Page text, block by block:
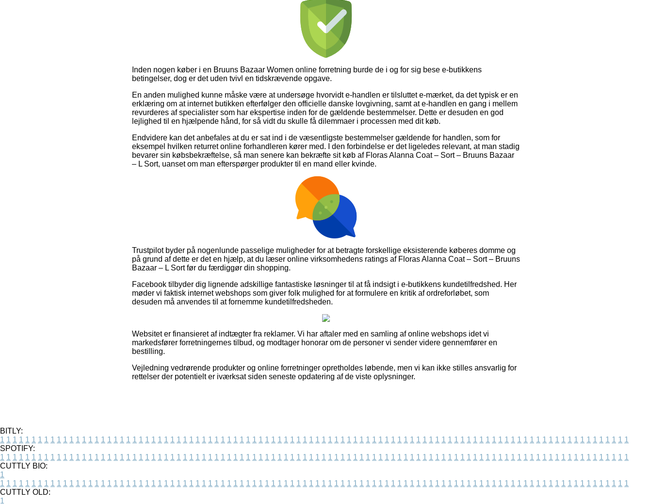
Inden nogen køber i en Bruuns Bazaar Women online forretning burde de i og for sig bese e-butikkens
betingelser, dog er det uden tvivl en tidskrævende opgave.
En anden mulighed kunne måske være at undersøge hvorvidt e-handlen er tilsluttet e-mærket, da det typisk er en
erklæring om at internet butikken efterfølger den officielle danske lovgivning, samt at e-handlen en gang i mellem
revurderes af specialister som har ekspertise inden for de gældende bestemmelser. Dette er desuden en god
lejlighed til en hjælpende hånd, for så vidt du skulle få dilemmaer i processen med dit køb.
Endvidere kan det anbefales at du er sat ind i de væsentligste bestemmelser gældende for handlen, som for
eksempel hvilken returret online forhandleren kører med. I den forbindelse er det ligeledes relevant, at man stadig
bevarer sin købsbekræftelse, så man senere kan bekræfte sit køb af Floras Alanna Coat – Sort – Bruuns Bazaar
– L Sort, uanset om man efterspørger produkter til en mand eller kvinde.
Trustpilot byder på nogenlunde passelige muligheder for at betragte forskellige eksisterende køberes domme og
på grund af dette er det en hjælp, at du læser online virksomhedens ratings af Floras Alanna Coat – Sort – Bruuns
Bazaar – L Sort før du færdiggør din shopping.
Facebook tilbyder dig lignende adskillige fantastiske løsninger til at få indsigt i e-butikkens kundetilfredshed. Her
møder vi faktisk internet webshops som giver folk mulighed for at formulere en kritik af ordreforløbet, som
desuden må anvendes til at fornemme kundetilfredsheden.
Websitet er finansieret af indtægter fra reklamer. Vi har aftaler med en samling af online webshops idet vi
markedsfører forretningernes tilbud, og modtager honorar om de personer vi sender videre gennemfører en
bestilling.
Vejledning vedrørende produkter og online forretninger opretholdes løbende, men vi kan ikke stilles ansvarlig for
rettelser der potentielt er iværksat siden seneste opdatering af de viste oplysninger.
BITLY:
1 1 1 1 1 1 1 1 1 1 1 1 1 1 1 1 1 1 1 1 1 1 1 1 1 1 1 1 1 1 1 1 1 1 1 1 1 1 1 1 1 1 1 1 1 1 1 1 1 1 1 1 1 1 1 1 1 1 1 1 1 1 1 1 1 1 1 1 1 1 1 1 1 1 1 1 1 1 1 1 1 1 1 1 1 1 1 1 1 1 1 1 1 1 1 1 1 1 1 1
SPOTIFY:
1 1 1 1 1 1 1 1 1 1 1 1 1 1 1 1 1 1 1 1 1 1 1 1 1 1 1 1 1 1 1 1 1 1 1 1 1 1 1 1 1 1 1 1 1 1 1 1 1 1 1 1 1 1 1 1 1 1 1 1 1 1 1 1 1 1 1 1 1 1 1 1 1 1 1 1 1 1 1 1 1 1 1 1 1 1 1 1 1 1 1 1 1 1 1 1 1 1 1 1
CUTTLY BIO:
1
1 1 1 1 1 1 1 1 1 1 1 1 1 1 1 1 1 1 1 1 1 1 1 1 1 1 1 1 1 1 1 1 1 1 1 1 1 1 1 1 1 1 1 1 1 1 1 1 1 1 1 1 1 1 1 1 1 1 1 1 1 1 1 1 1 1 1 1 1 1 1 1 1 1 1 1 1 1 1 1 1 1 1 1 1 1 1 1 1 1 1 1 1 1 1 1 1 1 1 1
CUTTLY OLD:
1